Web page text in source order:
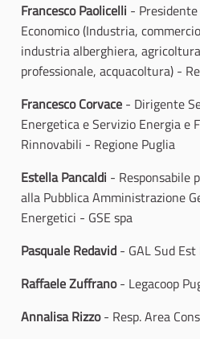
Francesco Paolicelli -
Economico (Industria,
industria alberghiera,
professionale, acquacoltura) -
Francesco Corvace - Dirigente
Energetica e Servizio Energia e
Rinnovabili - Regione Puglia
Estella Pancaldi - Responsabile
alla Pubblica Amministrazione
Energetici - GSE spa
Pasquale Redavid - GAL Sud
Raffaele Zuffrano- Legacoop
Annalisa Rizzo- Resp. Area